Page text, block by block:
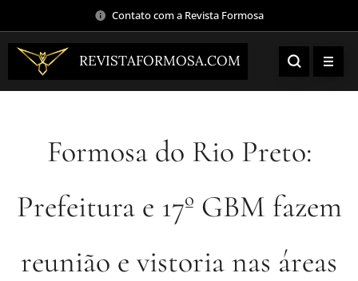
Contato com a Revista Formosa
REVISTAFORMOSA.COM
Formosa do Rio Preto:
Prefeitura e 17º GBM fazem
reunião e vistoria nas áreas